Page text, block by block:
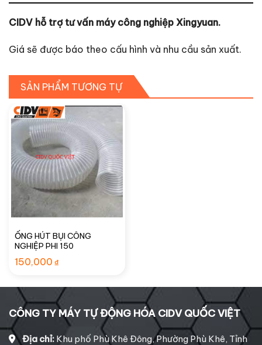
CIDV hỗ trợ tư vấn máy công nghiệp Xingyuan.
Giá sẽ được báo theo cấu hình và nhu cầu sản xuất.
SẢN PHẨM TƯƠNG TỰ
ỐNG HÚT BỤI CÔNG
NGHIỆP PHI 150
150,000 ₫
CÔNG TY MÁY TỰ ĐỘNG HÓA CIDV QUỐC VIỆT
Địa chỉ: Khu phố Phù Khê Đông, Phường Phù Khê, Tỉnh